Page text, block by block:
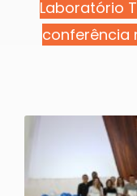
Laboratório
conferência